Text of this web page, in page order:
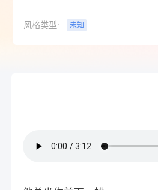
风格类型: 未知